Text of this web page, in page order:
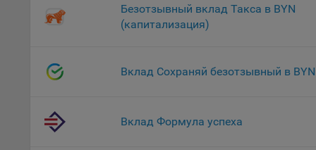
Безотзывный вклад Такса в BYN
(капитализация)
Вклад Сохраняй безотзывный в BYN
Вклад Формула успеха